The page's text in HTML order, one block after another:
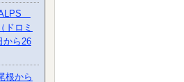
ドロミ
から26
根から